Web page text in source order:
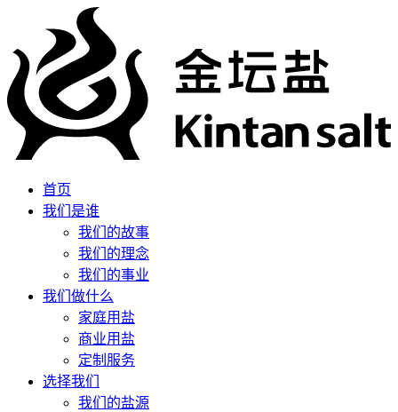
首页
我们是谁
我们的故事
我们的理念
我们的事业
我们做什么
家庭用盐
商业用盐
定制服务
选择我们
我们的盐源